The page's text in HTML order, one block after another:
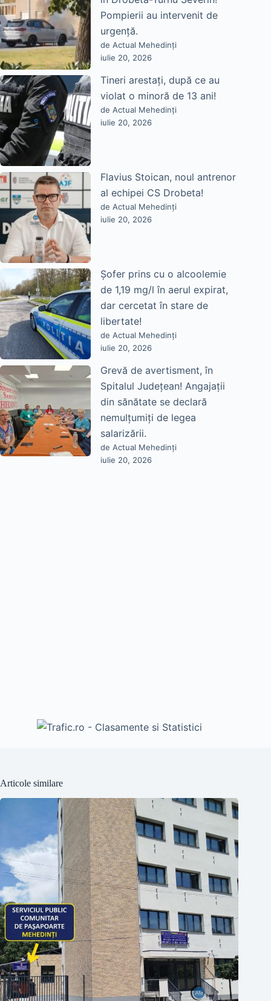
Pompierii au intervenit de
urgență.
de Actual Mehedinți
iulie 20, 2026
Tineri arestați, după ce au
violat o minoră de 13 ani!
de Actual Mehedinți
iulie 20, 2026
Flavius Stoican, noul antrenor
al echipei CS Drobeta!
de Actual Mehedinți
iulie 20, 2026
Șofer prins cu o alcoolemie
de 1,19 mg/l în aerul expirat,
dar cercetat în stare de
libertate!
de Actual Mehedinți
iulie 20, 2026
Grevă de avertisment, în
Spitalul Județean! Angajații
din sănătate se declară
nemulțumiți de legea
salarizării.
de Actual Mehedinți
iulie 20, 2026
Articole similare